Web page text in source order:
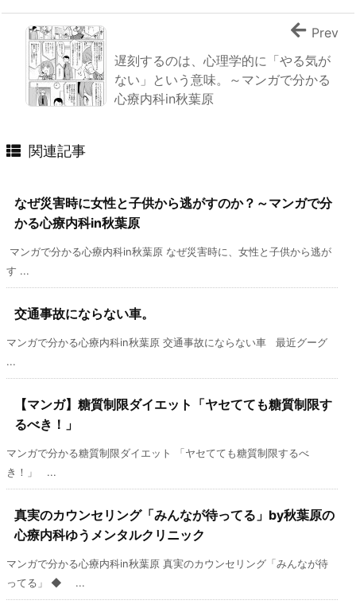
遅刻するのは、心理学的に「やる気が
ない」という意味。～マンガで分かる
心療内科in秋葉原
Prev
関連記事
なぜ災害時に女性と子供から逃がすのか？～マンガで分
かる心療内科in秋葉原
マンガで分かる心療内科in秋葉原 なぜ災害時に、女性と子供から逃が
す ...
交通事故にならない車。
マンガで分かる心療内科in秋葉原 交通事故にならない車 最近グーグ
...
【マンガ】糖質制限ダイエット「ヤセてても糖質制限す
るべき！」
マンガで分かる糖質制限ダイエット 「ヤセてても糖質制限するべ
き！」 ...
真実のカウンセリング「みんなが待ってる」by秋葉原の
心療内科ゆうメンタルクリニック
マンガで分かる心療内科in秋葉原 真実のカウンセリング「みんなが待
ってる」 ◆ ...